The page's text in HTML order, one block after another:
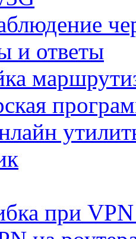
и ответы
при